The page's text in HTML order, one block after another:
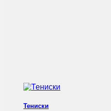
Тениски